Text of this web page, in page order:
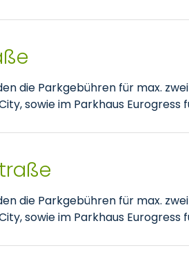
die Parkgebühren für max.
sowie im Parkhaus Eurogress
die Parkgebühren für max.
sowie im Parkhaus Eurogress